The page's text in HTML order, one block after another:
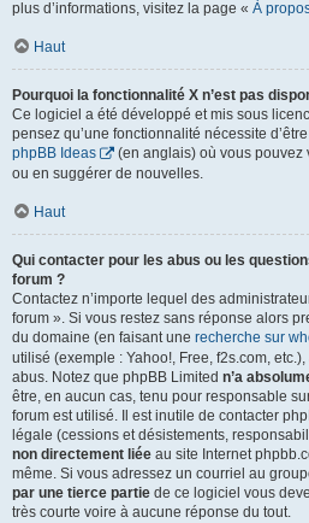
plus d’informations, visitez la page « À
Haut
Pourquoi la fonctionnalité X n’est pas
Ce logiciel a été développé et mis sous
pensez qu’une fonctionnalité nécessite
phpBB Ideas
(en anglais) où vous
ou en suggérer de nouvelles.
Haut
Qui contacter pour les abus ou les
forum ?
Contactez n’importe lequel des
forum ». Si vous restez sans réponse alors
du domaine (en faisant une recherche sur
utilisé (exemple : Yahoo!, Free, f2s.com,
abus. Notez que phpBB Limited n’a
être, en aucun cas, tenu pour responsable
forum est utilisé. Il est inutile de contacter
légale (cessions et désistements,
non directement liée au site Internet
même. Si vous adressez un courriel au
par une tierce partie de ce logiciel vous
très courte voire à aucune réponse du tout.